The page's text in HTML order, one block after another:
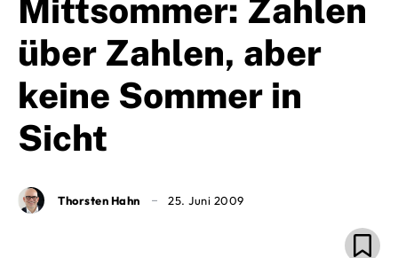
Mittsommer: Zahlen
über Zahlen, aber
keine Sommer in
Sicht
Thorsten Hahn 25. Juni 2009